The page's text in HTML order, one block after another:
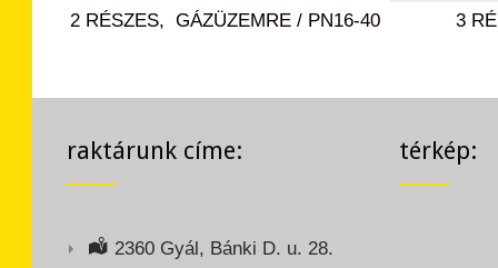
2 RÉSZES, GÁZÜZEMRE / PN16-40 3
raktárunk címe:
2360 Gyál, Bánki D. u. 28.
térkép: